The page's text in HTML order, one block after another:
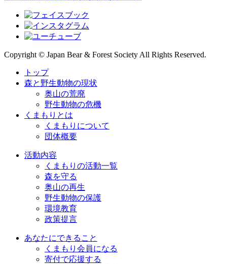
Copyright © Japan Bear & Forest Society All Rights Reserved.
トップ
森と野生動物の現状
奥山の荒廃
野生動物の危機
くまもりとは
くまもりについて
団体概要
活動内容
くまもりの活動一覧
森を守る
奥山の再生
野生動物の保護
環境教育
政策提言
あなたにできること
くまもり会員になる
寄付で応援する